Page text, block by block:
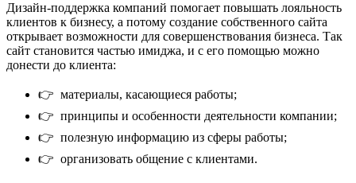
Дизайн-поддержка компаний помогает повышать лояльность
клиентов к бизнесу, а потому создание собственного сайта
открывает возможности для совершенствования бизнеса. Так
сайт становится частью имиджа, и с его помощью можно
донести до клиента:
👉 материалы, касающиеся работы;
👉 принципы и особенности деятельности компании;
👉 полезную информацию из сферы работы;
👉 организовать общение с клиентами.